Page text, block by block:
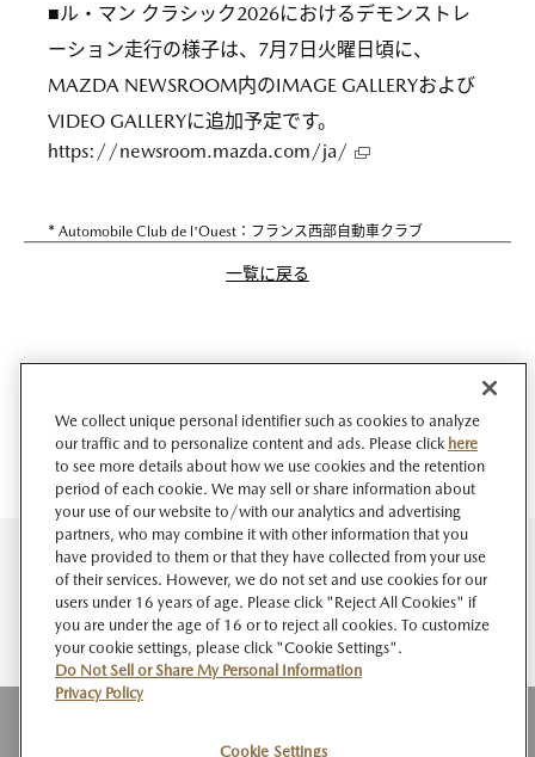
■ル・マン クラシック2026におけるデモンストレ
ーション走行の様子は、7月7日火曜日頃に、
MAZDA NEWSROOM内のIMAGE GALLERYおよび
VIDEO GALLERYに追加予定です。
https://newsroom.mazda.com/ja/
* Automobile Club de l'Ouest：フランス西部自動車クラブ
一覧に戻る
We collect unique personal identifier such as cookies to analyze
our traffic and to personalize content and ads. Please click here
to see more details about how we use cookies and the retention
period of each cookie. We may sell or share information about
your use of our website to/with our analytics and advertising
partners, who may combine it with other information that you
have provided to them or that they have collected from your use
of their services. However, we do not set and use cookies for our
users under 16 years of age. Please click "Reject All Cookies" if
you are under the age of 16 or to reject all cookies. To customize
your cookie settings, please click "Cookie Settings".
Do Not Sell or Share My Personal Information
Privacy Policy
Cookie Settings